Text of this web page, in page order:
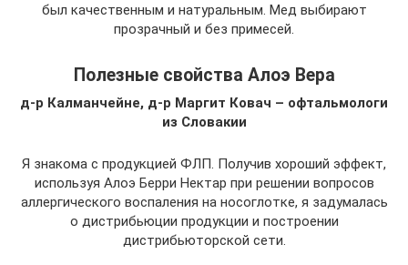
был качественным и натуральным. Мед выбирают
прозрачный и без примесей.
Полезные свойства Алоэ Вера
д-р Калманчейне, д-р Маргит Ковач – офтальмологи
из Словакии
Я знакома с продукцией ФЛП. Получив хороший эффект,
используя Алоэ Берри Нектар при решении вопросов
аллергического воспаления на носоглотке, я задумалась
о дистрибьюции продукции и построении
дистрибьюторской сети.